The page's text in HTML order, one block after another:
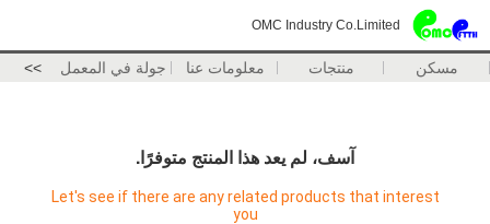
OMC Industry Co.Limited
مسكن منتجات معلومات عنا جولة في المعمل >>
آسف، لم يعد هذا المنتج متوفرًا.
Let's see if there are any related products that interest
you